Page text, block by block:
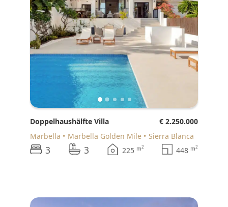
Doppelhaushälfte Villa
€ 2.250.000
Marbella
Marbella Golden Mile Sierra Blanca
3 3 225 m2 448 m2